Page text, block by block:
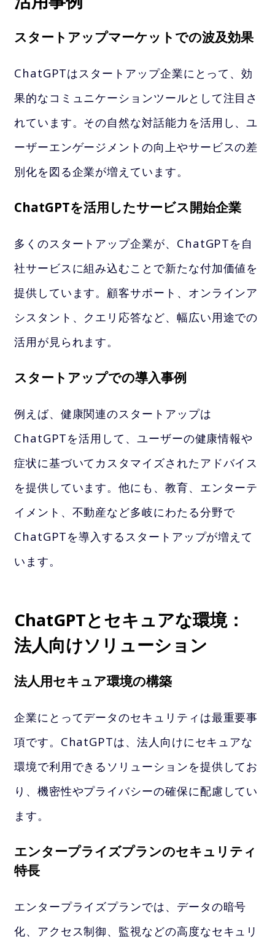
スタートアップマーケットでの波及効果
ChatGPTはスタートアップ企業にとって、効
果的なコミュニケーションツールとして注目さ
れています。その自然な対話能力を活用し、ユ
ーザーエンゲージメントの向上やサービスの差
別化を図る企業が増えています。
ChatGPTを活用したサービス開始企業
多くのスタートアップ企業が、ChatGPTを自
社サービスに組み込むことで新たな付加価値を
提供しています。顧客サポート、オンラインア
シスタント、クエリ応答など、幅広い用途での
活用が見られます。
スタートアップでの導入事例
例えば、健康関連のスタートアップは
ChatGPTを活用して、ユーザーの健康情報や
症状に基づいてカスタマイズされたアドバイス
を提供しています。他にも、教育、エンターテ
イメント、不動産など多岐にわたる分野で
ChatGPTを導入するスタートアップが増えて
います。
ChatGPTとセキュアな環境：
法人向けソリューション
法人用セキュア環境の構築
企業にとってデータのセキュリティは最重要事
項です。ChatGPTは、法人向けにセキュアな
環境で利用できるソリューションを提供してお
り、機密性やプライバシーの確保に配慮してい
ます。
エンタープライズプランのセキュリティ
特長
エンタープライズプランでは、データの暗号
化、アクセス制御、監視などの高度なセキュリ